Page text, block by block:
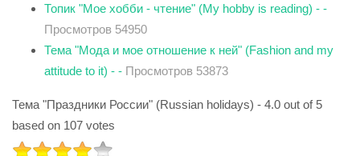
Топик "Мое хобби - чтение" (My hobby is reading) - -
Просмотров 54950
Тема "Мода и мое отношение к ней" (Fashion and my
attitude to it) - - Просмотров 53873
Тема "Праздники России" (Russian holidays) - 4.0 out of 5
based on 107 votes
РЕЙТИНГ: